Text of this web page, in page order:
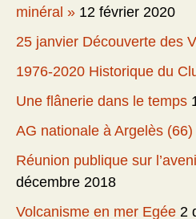
minéral » 12 février 2020
25 janvier Découverte des
1976-2020 Historique du
Une flânerie dans le temps
AG nationale à Argelès (66)
Réunion publique sur
décembre 2018
Volcanisme en mer Egée 2